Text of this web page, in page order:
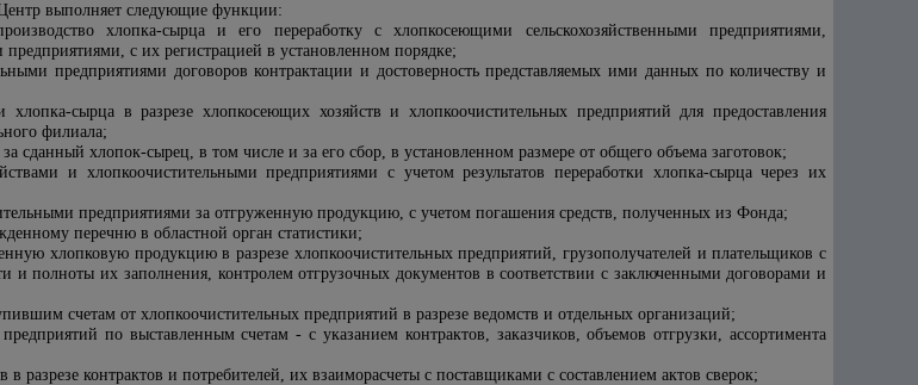
выполняет следующие функции:
хлопка-сырца и его переработку с хлопкосеющими сельскохозяйственными предприятиями,
с их регистрацией в установленном порядке;
предприятиями договоров контрактации и достоверность представляемых ими данных по количеству и
хлопка-сырца в разрезе хлопкосеющих хозяйств и хлопкоочистительных предприятий для предоставления
филиала;
сданный хлопок-сырец, в том числе и за его сбор, в установленном размере от общего объема заготовок;
и хлопкоочистительными предприятиями с учетом результатов переработки хлопка-сырца через их
предприятиями за отгруженную продукцию, с учетом погашения средств, полученных из Фонда;
перечню в областной орган статистики;
хлопковую продукцию в разрезе хлопкоочистительных предприятий, грузополучателей и плательщиков с
и полноты их заполнения, контролем отгрузочных документов в соответствии с заключенными договорами и
счетам от хлопкоочистительных предприятий в разрезе ведомств и отдельных организаций;
по выставленным счетам - с указанием контрактов, заказчиков, объемов отгрузки, ассортимента
разрезе контрактов и потребителей, их взаиморасчеты с поставщиками с составлением актов сверок;